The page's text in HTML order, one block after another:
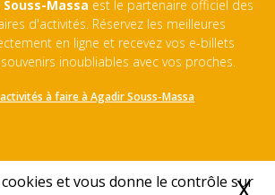
et vous donne le contrôle sur
Massa est le partenaire officiel des
d'activités. Réservez les meilleures
en ligne et recevez vos e-billets
inoubliables avec vos proches.
à faire àAgadir Souss-Massa